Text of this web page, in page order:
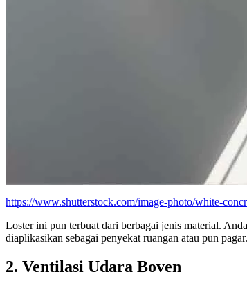
https://www.shutterstock.com/image-photo/white-
Loster ini pun terbuat dari berbagai jenis material.
diaplikasikan sebagai penyekat ruangan atau pun
2. Ventilasi Udara Boven